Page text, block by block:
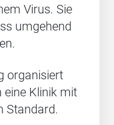
Virus. Sie
umgehend
organisiert
eine Klinik mit
Standard.